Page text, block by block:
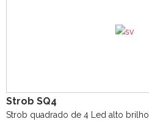
Strob SQ4
Strob quadrado de 4 Led alto brilho